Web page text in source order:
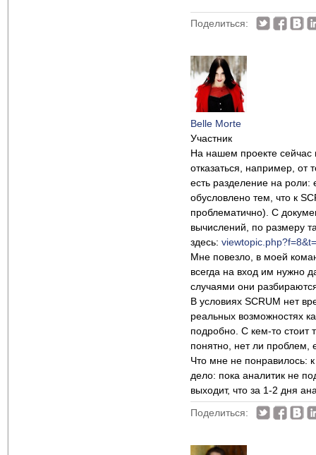
Поделиться:
Belle Morte
Участник
На нашем проекте сейчас
отказаться, например, от
есть разделение на роли:
обусловлено тем, что к
проблематично). С
вычислений, по размеру
здесь:
Мне повезло, в моей
всегда на вход им нужно
случаями они
В условиях SCRUM нет
реальных возможностях
подробно. С кем-то стоит
понятно, нет ли проблем,
Что мне не понравилось:
дело: пока аналитик не
выходит, что за 1-2 дня
Поделиться: